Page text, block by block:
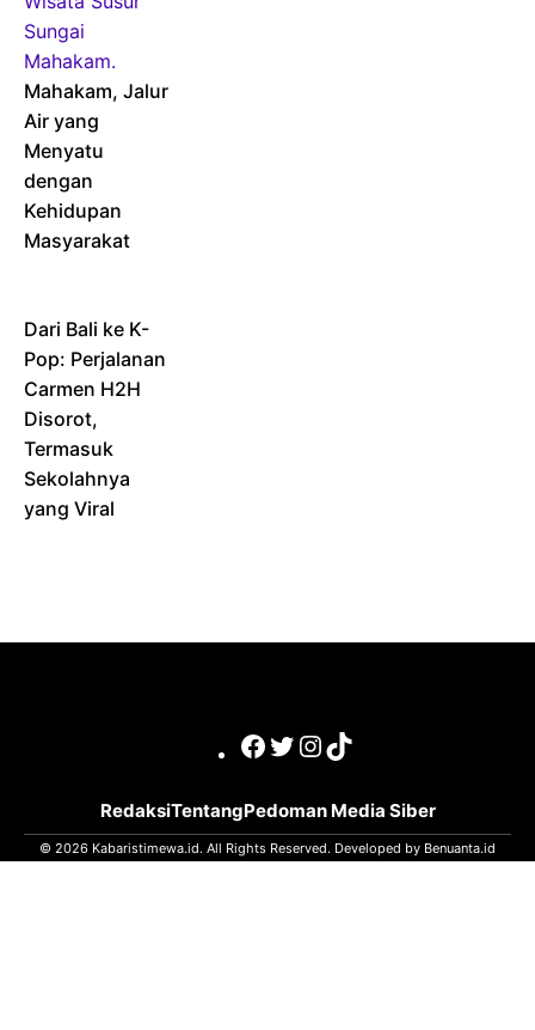
Mahakam, Jalur
Air yang
Menyatu
dengan
Kehidupan
Masyarakat
Dari Bali ke K-
Pop: Perjalanan
Carmen H2H
Disorot,
Termasuk
Sekolahnya
yang Viral
Facebook
Twitter
Instagram
TikTok
RedaksiTentangPedoman Media Siber
© 2026 Kabaristimewa.id. All Rights Reserved. Developed by Benuanta.id